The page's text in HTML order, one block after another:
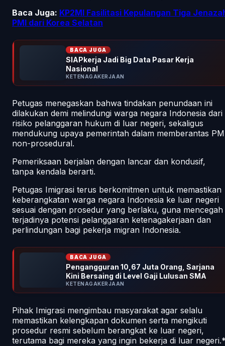
Baca Juga: KP2MI Fasilitasi Kepulangan Tiga
PMI dari Korea Selatan
BACA JUGA
SIAPkerja Jadi Big Data Pasar Kerja
Nasional
KETENAGAKERJAAN
Petugas menegaskan bahwa tindakan penundaan ini
dilakukan demi melindungi warga negara Indonesia dari
risiko pelanggaran hukum di luar negeri, sekaligus
mendukung upaya pemerintah dalam memberantas
non-prosedural.
Pemeriksaan berjalan dengan lancar dan kondusif,
tanpa kendala berarti.
Petugas Imigrasi terus berkomitmen untuk memastikan
keberangkatan warga negara Indonesia ke luar negeri
sesuai dengan prosedur yang berlaku, guna mencegah
terjadinya potensi pelanggaran ketenagakerjaan dan
perlindungan bagi pekerja migran Indonesia.
BACA JUGA
Pengangguran 10,67 Juta Orang, Sarjana
Kini Bersaing di Level Gaji Lulusan SMA
KETENAGAKERJAAN
Pihak Imigrasi mengimbau masyarakat agar selalu
memastikan kelengkapan dokumen serta mengikuti
prosedur resmi sebelum berangkat ke luar negeri,
terutama bagi mereka yang ingin bekerja di luar